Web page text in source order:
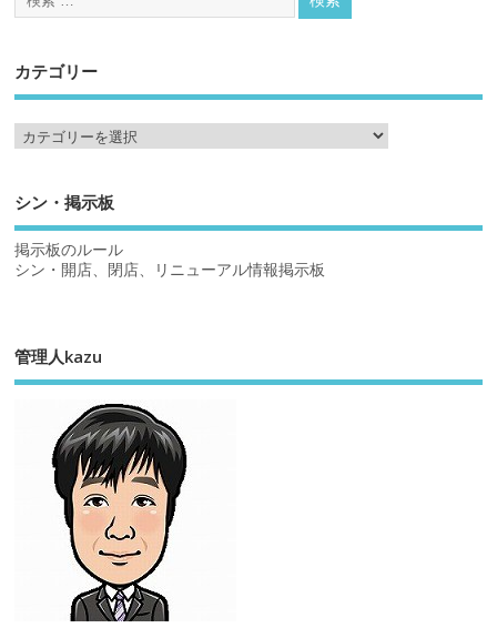
カテゴリー
シン・掲示板
掲示板のルール
シン・開店、閉店、リニューアル情報掲示板
管理人kazu